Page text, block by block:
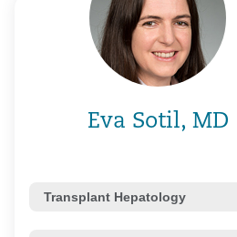
Eva Sotil, MD
Transplant Hepatology